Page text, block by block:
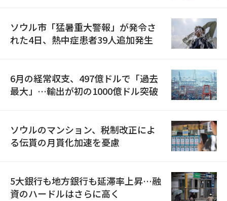
ソウル市「猛暑重大警報」が発令さ
れた4日、熱中症患者39人追加発生
6月の経常収支、497億ドルで「過去
最大」…輸出が初の1000億ドル突破
ソウルのマンション、税制改正によ
る伝貰の月貰化加速を憂慮
5大銀行も地方銀行も延滞率上昇…融
資のハードルはさらに高く